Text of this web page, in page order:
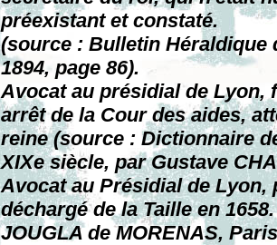
préexistant et constaté.
(source : Bulletin Héraldique
1894, page 86).
Avocat au présidial de Lyon,
arrêt de la Cour des aides,
reine (source : Dictionnaire
XIXe siècle, par Gustave
Avocat au Présidial de Lyon,
déchargé de la Taille en
JOUGLA de MORENAS,